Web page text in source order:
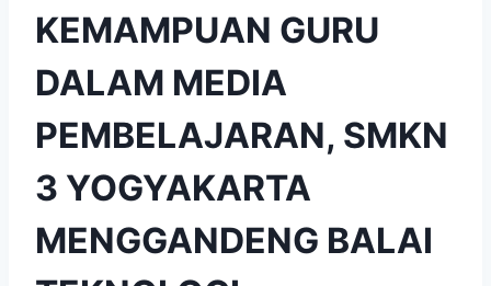
KEMAMPUAN GURU
DALAM MEDIA
PEMBELAJARAN, SMKN
3 YOGYAKARTA
MENGGANDENG BALAI